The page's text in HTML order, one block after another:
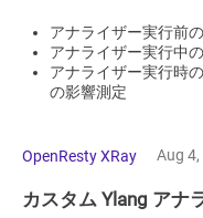
アナライザー実行前
アナライザー実行中
アナライザー実行時
の影響測定
OpenResty XRay Aug
カスタム Ylang アナ